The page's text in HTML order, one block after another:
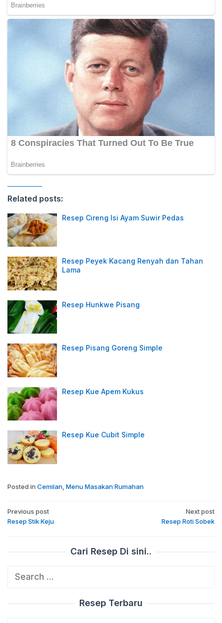
Related posts:
Resep Cireng Isi Ayam Suwir Pedas
Resep Peyek Kacang Renyah dan Tahan
Lama
Resep Hunkwe Pisang
Resep Pisang Goreng Simple
Resep Kue Apem Kukus
Resep Kue Cubit Simple
Posted in Cemilan Menu Masakan Rumahan
Post
navigation
Previous post
Resep Stik Keju
Next post
Resep Roti Sobek
Cari Resep Di sini..
Search
Resep Terbaru